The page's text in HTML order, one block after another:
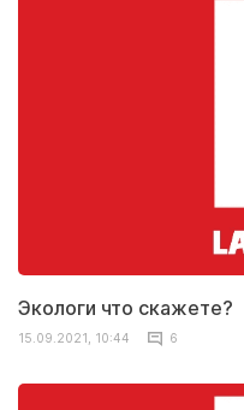
Экологи что скажете?
15.09.2021, 10:44 6